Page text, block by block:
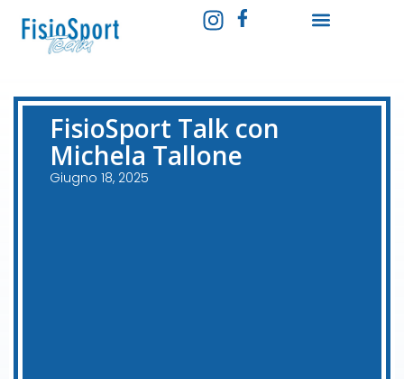
FisioSport Talk con
Michela Tallone
Giugno 18, 2025